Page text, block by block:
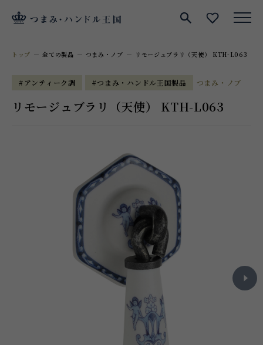
サイト内検索
お気に
トップ 全ての製品 つまみ・ノブ リモージュブラリ（天使） KTH-L063
#アンティーク調 #つまみ・ハンドル王国製品 つまみ・ノブ
リモージュブラリ（天使） KTH-L063